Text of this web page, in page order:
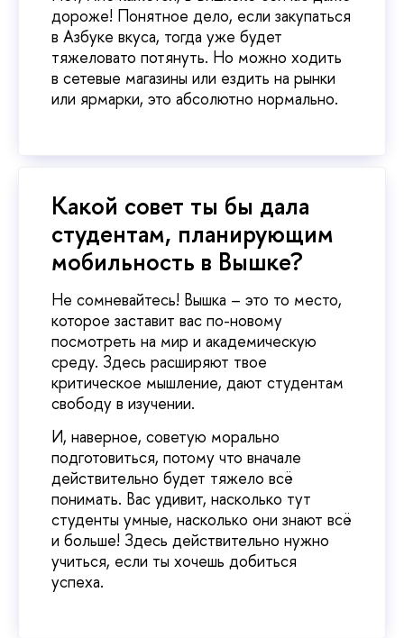
дороже! Понятное дело, если закупаться
в Азбуке вкуса, тогда уже будет
тяжеловато потянуть. Но можно ходить
в сетевые магазины или ездить на рынки
или ярмарки, это абсолютно нормально.
Какой совет ты бы дала
студентам, планирующим
мобильность в Вышке?
Не сомневайтесь! Вышка – это то место,
которое заставит вас по-новому
посмотреть на мир и академическую
среду. Здесь расширяют твое
критическое мышление, дают студентам
свободу в изучении.
И, наверное, советую морально
подготовиться, потому что вначале
действительно будет тяжело всё
понимать. Вас удивит, насколько тут
студенты умные, насколько они знают всё
и больше! Здесь действительно нужно
учиться, если ты хочешь добиться
успеха.